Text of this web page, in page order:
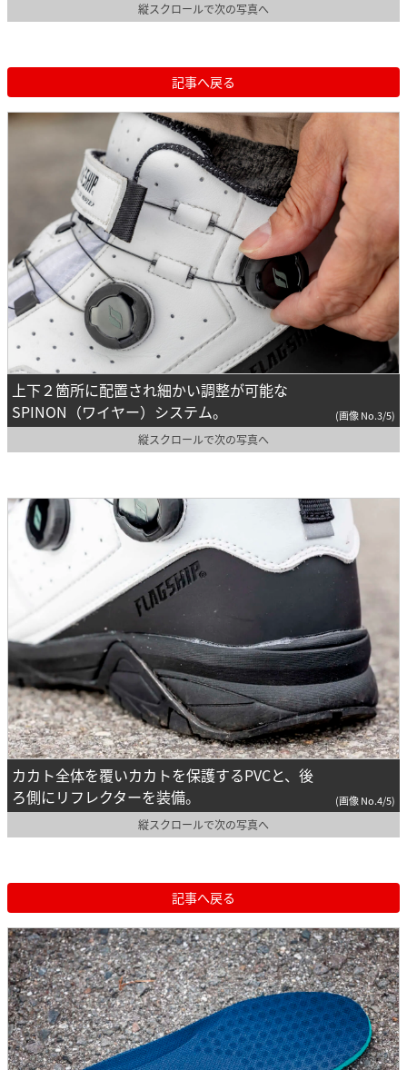
縦スクロールで次の写真へ
記事へ戻る
上下２箇所に配置され細かい調整が可能な
SPINON（ワイヤー）システム。
(画像 No.3/5)
縦スクロールで次の写真へ
カカト全体を覆いカカトを保護するPVCと、後
ろ側にリフレクターを装備。
(画像 No.4/5)
縦スクロールで次の写真へ
記事へ戻る